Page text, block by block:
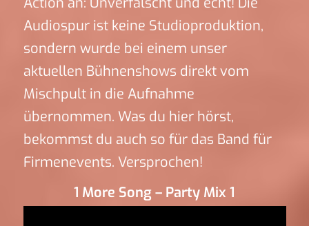
Audiospur ist keine Studioproduktion,
sondern wurde bei einem unser
aktuellen Bühnenshows direkt vom
Mischpult in die Aufnahme
übernommen. Was du hier hörst,
bekommst du auch so für das Band für
Firmenevents. Versprochen!
1 More Song – Party Mix 1